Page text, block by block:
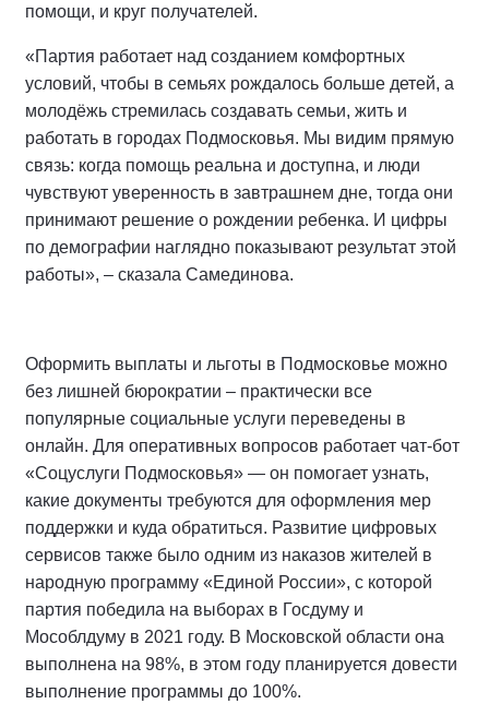
помощи, и круг получателей.
«Партия работает над созданием комфортных
условий, чтобы в семьях рождалось больше детей, а
молодёжь стремилась создавать семьи, жить и
работать в городах Подмосковья. Мы видим прямую
связь: когда помощь реальна и доступна, и люди
чувствуют уверенность в завтрашнем дне, тогда они
принимают решение о рождении ребенка. И цифры
по демографии наглядно показывают результат этой
работы», – сказала Самединова.
Оформить выплаты и льготы в Подмосковье можно
без лишней бюрократии – практически все
популярные социальные услуги переведены в
онлайн. Для оперативных вопросов работает чат-бот
«Соцуслуги Подмосковья» — он помогает узнать,
какие документы требуются для оформления мер
поддержки и куда обратиться. Развитие цифровых
сервисов также было одним из наказов жителей в
народную программу «Единой России», с которой
партия победила на выборах в Госдуму и
Мособлдуму в 2021 году. В Московской области она
выполнена на 98%, в этом году планируется довести
выполнение программы до 100%.